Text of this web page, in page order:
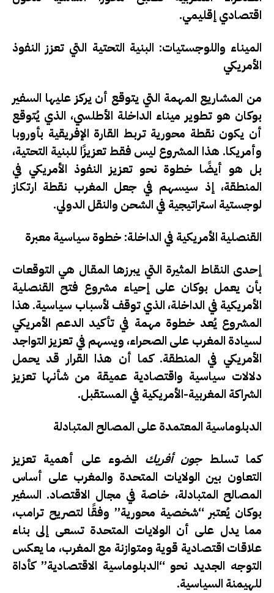
اقتصادي إقليمي.
الميناء واللوجستيات: البنية التحتية التي تعزز النفوذ
الأمريكي
من المشاريع المهمة التي يتوقع أن يركز عليها السفير
بوكان هو تطوير ميناء الداخلة الأطلسي، الذي يُتوقع
أن يكون نقطة محورية تربط القارة الإفريقية بأوروبا
وأمريكا. هذا المشروع ليس فقط تعزيزًا للبنية التحتية،
بل هو أيضًا خطوة نحو تعزيز النفوذ الأمريكي في
المنطقة، إذ سيسهم في جعل المغرب نقطة ارتكاز
لوجستية استراتيجية في الشحن والنقل الدولي.
القنصلية الأمريكية في الداخلة: خطوة سياسية معبرة
إحدى النقاط المثيرة التي يبرزها المقال هي التوقعات
بأن يعمل بوكان على إحياء مشروع فتح القنصلية
الأمريكية في الداخلة، الذي توقف لأسباب سياسية. هذا
المشروع يُعد خطوة مهمة في تأكيد الدعم الأمريكي
لسيادة المغرب على الصحراء، ويسهم في تعزيز التواجد
الأمريكي في المنطقة. كما أن هذا القرار قد يحمل
دلالات سياسية واقتصادية عميقة من شأنها تعزيز
الشراكة المغربية-الأمريكية في المستقبل.
الدبلوماسية المعتمدة على المصالح المتبادلة
كما تسلطجون أفريك الضوء على أهمية تعزيز
التعاون بين الولايات المتحدة والمغرب على أساس
المصالح المتبادلة، خاصة في مجال الاقتصاد. السفير
بوكان يُعتبر “شخصية محورية” وفقًا لتصريح ترامب،
مما يدل على أن الولايات المتحدة تسعى إلى بناء
علاقات اقتصادية قوية ومتوازنة مع المغرب، ما يعكس
التوجه الجديد نحو “الدبلوماسية الاقتصادية” كأداة
للهيمنة السياسية.